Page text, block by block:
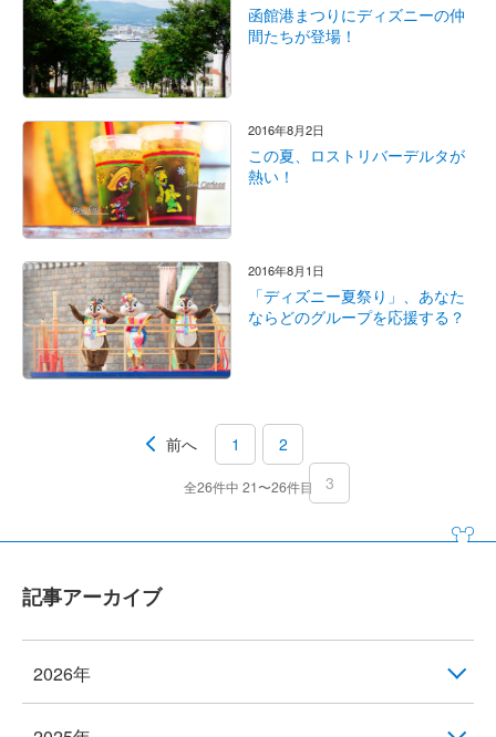
函館港まつりにディズニーの仲
間たちが登場！
2016年8月2日
この夏、ロストリバーデルタが
熱い！
2016年8月1日
「ディズニー夏祭り」、あなた
ならどのグループを応援する？
前へ 1
2
3
全26件中 21〜26件目
記事アーカイブ
2026年